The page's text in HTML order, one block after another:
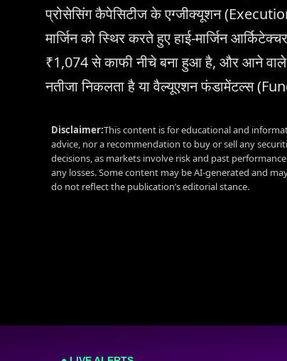
प्रोसेसिंग कैपेसिटीज के एग्जीक्यूशन
मार्जिन को स्थिर करते हुए हाई-मार्जिन
₹1,074 से काफी नीचे बना हुआ है, और आने वाले
नतीजा निकलता है या वैल्यूएशन फंडामेंटल्स
Disclaimer:This content is for educational and
advice, nor a recommendation to buy or sell any
decisions, as markets involve risk and past
any losses. Some content may be AI-generated and
do not reflect the publication’s editorial stance.